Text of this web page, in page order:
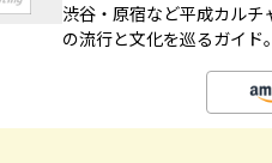
渋谷・原宿など平成カル
の流行と文化を巡るガイド。